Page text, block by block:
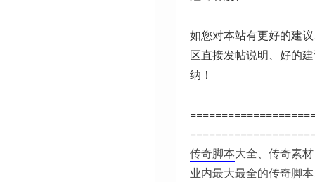
如您对本站有更好的建
区直接发帖说明、好的
纳！
传奇脚本大全、传奇素
业内最大最全的传奇脚